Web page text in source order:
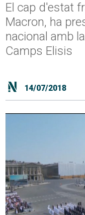
El cap d'estat
Macron, ha
nacional amb
Camps Elisis
14/07/2018